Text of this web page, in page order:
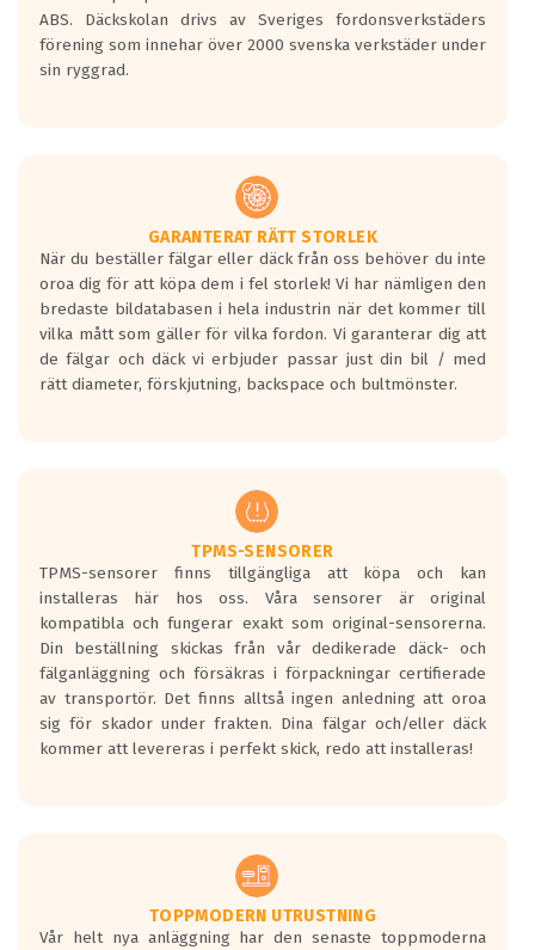
ABS. Däckskolan drivs av Sveriges fordonsverkstäders
förening som innehar över 2000 svenska verkstäder under
sin ryggrad.
GARANTERAT RÄTT STORLEK
När du beställer fälgar eller däck från oss behöver du inte
oroa dig för att köpa dem i fel storlek! Vi har nämligen den
bredaste bildatabasen i hela industrin när det kommer till
vilka mått som gäller för vilka fordon. Vi garanterar dig att
de fälgar och däck vi erbjuder passar just din bil / med
rätt diameter, förskjutning, backspace och bultmönster.
TPMS-SENSORER
TPMS-sensorer finns tillgängliga att köpa och kan
installeras här hos oss. Våra sensorer är original
kompatibla och fungerar exakt som original-sensorerna.
Din beställning skickas från vår dedikerade däck- och
fälganläggning och försäkras i förpackningar certifierade
av transportör. Det finns alltså ingen anledning att oroa
sig för skador under frakten. Dina fälgar och/eller däck
kommer att levereras i perfekt skick, redo att installeras!
TOPPMODERN UTRUSTNING
Vår helt nya anläggning har den senaste toppmoderna